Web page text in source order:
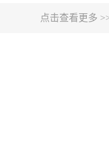
点击查看更多